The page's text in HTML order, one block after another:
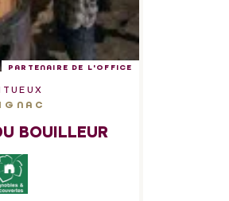
PARTENAIRE DE L'OFFICE
BOUILLEUR